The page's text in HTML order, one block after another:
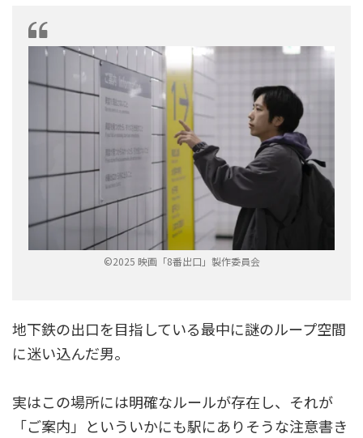
©2025 映画「8番出口」製作委員会
地下鉄の出口を目指している最中に謎のループ空間
に迷い込んだ男。
実はこの場所には明確なルールが存在し、それが
「ご案内」といういかにも駅にありそうな注意書き